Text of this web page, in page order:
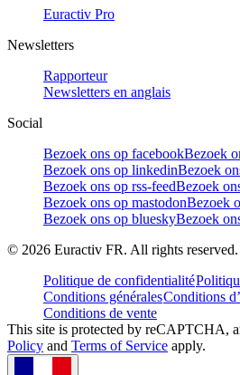
Euractiv Pro
Newsletters
Rapporteur
Newsletters en anglais
Social
Bezoek ons op facebookBezoek
Bezoek ons op linkedinBezoek
Bezoek ons op rss-feedBezoek
Bezoek ons op mastodonBezoek
Bezoek ons op blueskyBezoek
© 2026 Euractiv FR. All rights reserved.
Politique de confidentialité
Conditions généralesConditions
Conditions de vente
This site is protected by reCAPTCHA,
Policy and Terms of Service apply.